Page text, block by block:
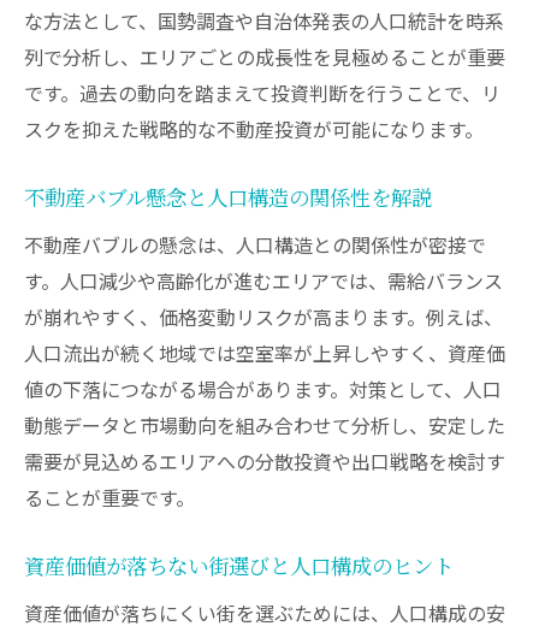
不動産投資成功に繋がる人口データの読み
解き方
地価が上がりそうな大阪府内エリアの傾向
分析
人口構造を踏まえた投資エリアの選び方
大阪市内と郊外で異なる人口動向と投資判
断
人口推計データを活用した将来予測のポイ
ント
人口構造の変化から見抜く資産価値向上の鍵
不動産投資で重要な人口構成の変化に注目
資産価値向上に繋がる世帯構成の見方
人口流入エリアでの不動産投資の優位性
将来性ある地域を人口動態から見抜く方法
な方法として、国勢調査や自治体発表の人口統計を時系
列で分析し、エリアごとの成長性を見極めることが重要
です。過去の動向を踏まえて投資判断を行うことで、リ
スクを抑えた戦略的な不動産投資が可能になります。
不動産バブル懸念と人口構造の関係性を解説
不動産バブルの懸念は、人口構造との関係性が密接で
す。人口減少や高齢化が進むエリアでは、需給バランス
が崩れやすく、価格変動リスクが高まります。例えば、
人口流出が続く地域では空室率が上昇しやすく、資産価
値の下落につながる場合があります。対策として、人口
動態データと市場動向を組み合わせて分析し、安定した
需要が見込めるエリアへの分散投資や出口戦略を検討す
ることが重要です。
資産価値が落ちない街選びと人口構成のヒント
資産価値が落ちにくい街を選ぶためには、人口構成の安